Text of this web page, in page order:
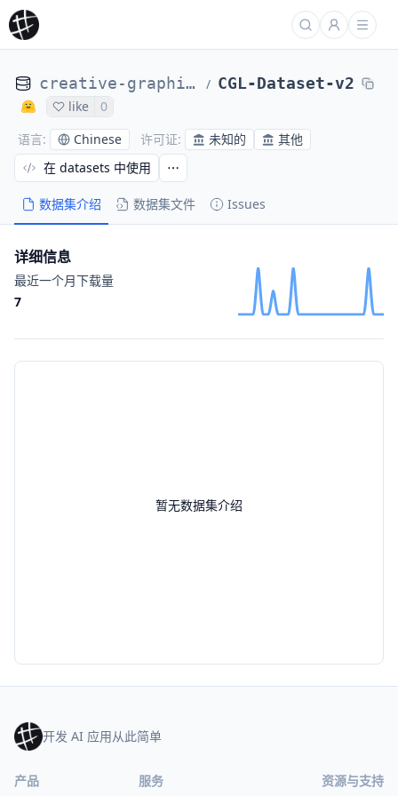
creative-graphic-design / CGL-Dataset-v2
like
0
语言: Chinese 许可证: 未知的 其他
数据集介绍 数据集文件 Issues
在 datasets 中使用
暂无数据集介绍
详细信息
最近一个月下载量
7
开发 AI 应用从此简单
产品 服务 资源与支持